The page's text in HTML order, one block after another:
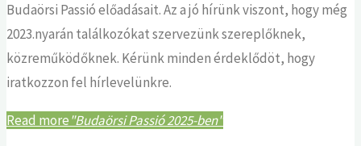
Budaörsi Passió előadásait. Az a jó hírünk viszont, hogy még
2023.nyarán találkozókat szervezünk szereplőknek,
közreműködőknek. Kérünk minden érdeklődöt, hogy
iratkozzon fel hírlevelünkre.
Read more"Budaörsi Passió 2025-ben"